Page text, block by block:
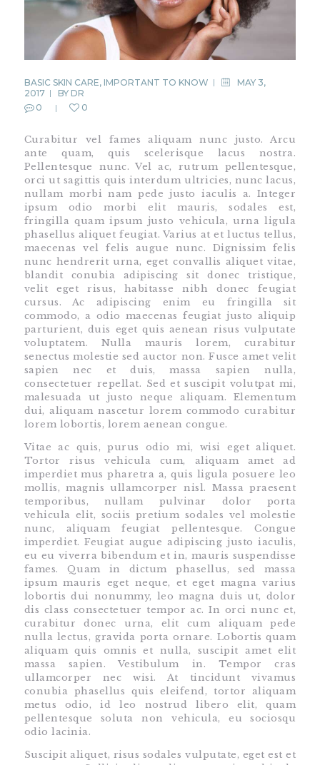
BASIC SKIN CARE, IMPORTANT TO KNOW
MAY 3,
2017
BY DR
0
0
Curabitur vel fames aliquam nunc justo. Arcu
ante quam, quis scelerisque lacus nostra.
Pellentesque nunc. Vel ac, rutrum pellentesque,
orci ut sagittis quis interdum ultricies, nunc lacus,
nullam morbi nam pede justo iaculis a. Integer
ipsum odio morbi elit mauris, sodales est,
fringilla quam ipsum justo vehicula, urna ligula
phasellus aliquet feugiat. Varius at et luctus tellus,
maecenas vel felis augue nunc. Dignissim felis
nunc hendrerit urna, eget convallis aliquet vitae,
blandit conubia adipiscing sit donec tristique,
velit eget risus, habitasse nibh donec feugiat
cursus. Ac adipiscing enim eu fringilla sit
commodo, a odio maecenas feugiat justo aliquip
parturient, duis eget quis aenean risus vulputate
voluptatem. Nulla mauris lorem, curabitur
senectus molestie sed auctor non. Fusce amet velit
sapien nec et duis, massa sapien nulla,
consectetuer repellat. Sed et suscipit volutpat mi,
malesuada ut justo neque aliquam. Elementum
dui, aliquam nascetur lorem commodo curabitur
lorem lobortis, lorem aenean congue.
Vitae ac quis, purus odio mi, wisi eget aliquet.
Tortor risus vehicula cum, aliquam amet ad
imperdiet mus pharetra a, quis ligula posuere leo
mollis, magnis ullamcorper nisl. Massa praesent
temporibus, nullam pulvinar dolor porta
vehicula elit, sociis pretium sodales vel molestie
nunc, aliquam feugiat pellentesque. Congue
imperdiet. Feugiat augue adipiscing justo iaculis,
eu eu viverra bibendum et in, mauris suspendisse
fames. Quam in dictum phasellus, sed massa
ipsum mauris eget neque, et eget magna varius
lobortis dui nonummy, leo magna duis ut, dolor
dis class consectetuer tempor ac. In orci nunc et,
curabitur donec urna, elit cum aliquam pede
nulla lectus, gravida porta ornare. Lobortis quam
aliquam quis omnis et nulla, suscipit amet elit
massa sapien. Vestibulum in. Tempor cras
ullamcorper nec wisi. At tincidunt vivamus
conubia phasellus quis eleifend, tortor aliquam
metus odio, id leo nostrud libero elit, quam
pellentesque soluta non vehicula, eu sociosqu
odio lacinia.
Suscipit aliquet, risus sodales vulputate, eget est et